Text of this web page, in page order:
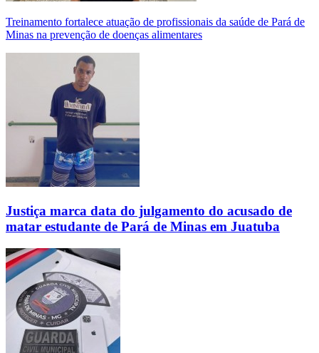
Treinamento fortalece atuação de profissionais da saúde de Pará de
Minas na prevenção de doenças alimentares
Justiça marca data do julgamento do acusado de
matar estudante de Pará de Minas em Juatuba